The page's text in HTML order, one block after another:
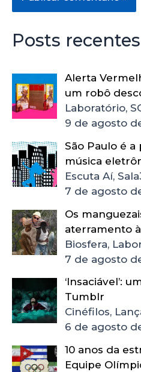
Posts recentes
Alerta
um robô
Laboratório,
9 de agosto
São Paulo é a
música
Escuta Aí,
7 de agosto
Os
aterramento
Biosfera,
7 de agosto
‘Insaciável’:
Tumblr
Cinéfilos,
6 de agosto
10 anos da
Equipe